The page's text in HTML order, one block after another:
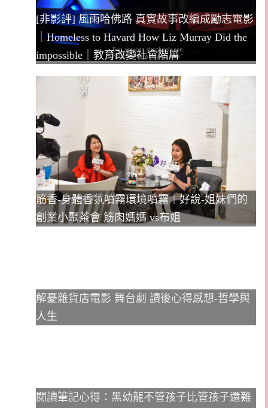
[非影評] 風雨哈佛路 真實故事改編成勵志電影
｜Homeless to Havard How Liz Murray Did the
impossible｜教育改變社會階層
筋香-身體香氛噴霧環境噴霧｜好說-姐妹們的
創業小聚茶會 筋肉媽媽 vs布姐
解憂雜貨店電影 舞台劇 讀後心得感想-哲學與
人生
閱讀筆記心得：黑幼龍不管孩子比管孩子還難